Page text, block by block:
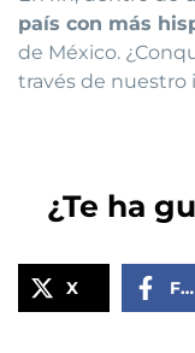
país con más
de México.
través de nuestro
¿Te ha
X Facebook